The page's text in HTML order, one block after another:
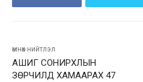
өмнөх нийтлэл
АШИГ СОНИРХЛЫН
ЗӨРЧИЛД ХАМААРАХ 47